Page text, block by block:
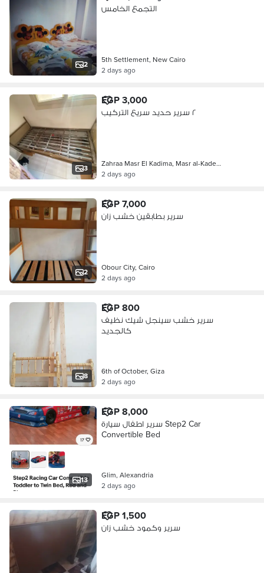
2
التجمع الخامس
5th Settlement, New Cairo
2 days ago
3
EGP 3,000
٢ سرير حديد سريع التركيب
Zahraa Masr El Kadima, Masr al-Kade…
2 days ago
2
EGP 7,000
سرير بطابقين خشب زان
Obour City, Cairo
2 days ago
8
EGP 800
سرير خشب سينجل شيك نظيف
كالجديد
6th of October, Giza
2 days ago
13
EGP 8,000
سرير اطفال سيارة Step2 Car
Convertible Bed
Glim, Alexandria
2 days ago
EGP 1,500
سرير وكمود خشب زان